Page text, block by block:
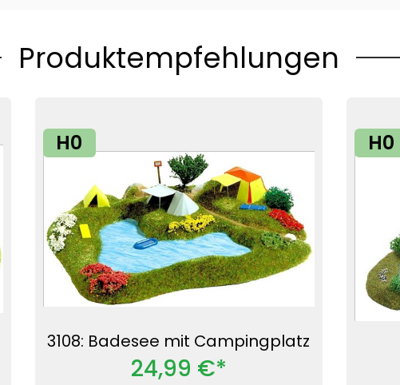
Produktempfehlungen
H0
3108: Badesee mit Campingplatz
24,99 €*
H0